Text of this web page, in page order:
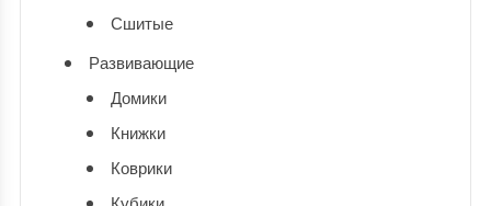
Сшитые
Развивающие
Домики
Книжки
Коврики